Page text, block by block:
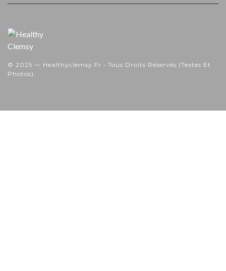
© 2025 — Healthyclemsy.fr • Tous Droits Réservés (textes Et
Photos)